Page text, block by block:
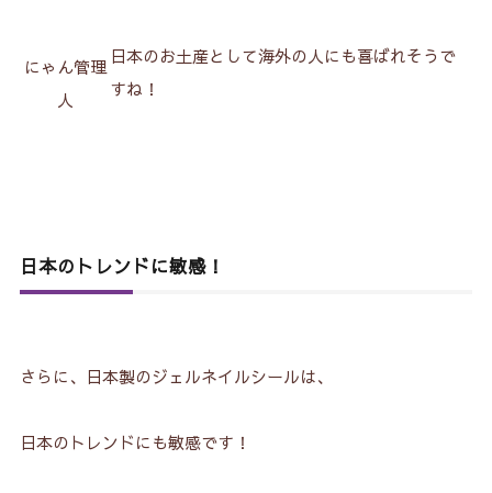
にゃん管理
人
日本のお土産として海外の人にも喜ばれそうで
すね！
日本のトレンドに敏感！
さらに、日本製のジェルネイルシールは、
日本のトレンドにも敏感です！